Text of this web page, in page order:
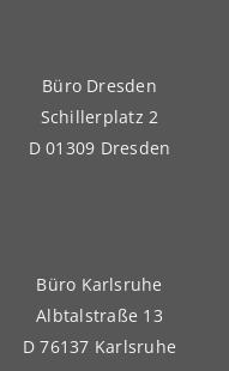
Büro Dresden
Schillerplatz 2
D 01309 Dresden
Büro Karlsruhe
Albtalstraße 13
D 76137 Karlsruhe